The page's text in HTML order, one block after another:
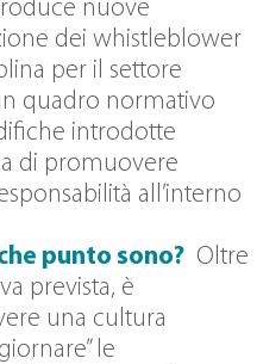
nuove
dei whistleblower
per il settore
quadro normativo
introdotte
di promuovere
all’interno
punto sono? Oltre
prevista, è
una cultura
le